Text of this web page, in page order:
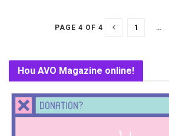
PAGE 4 OF 4 1 …
Hou AVO Magazine online!